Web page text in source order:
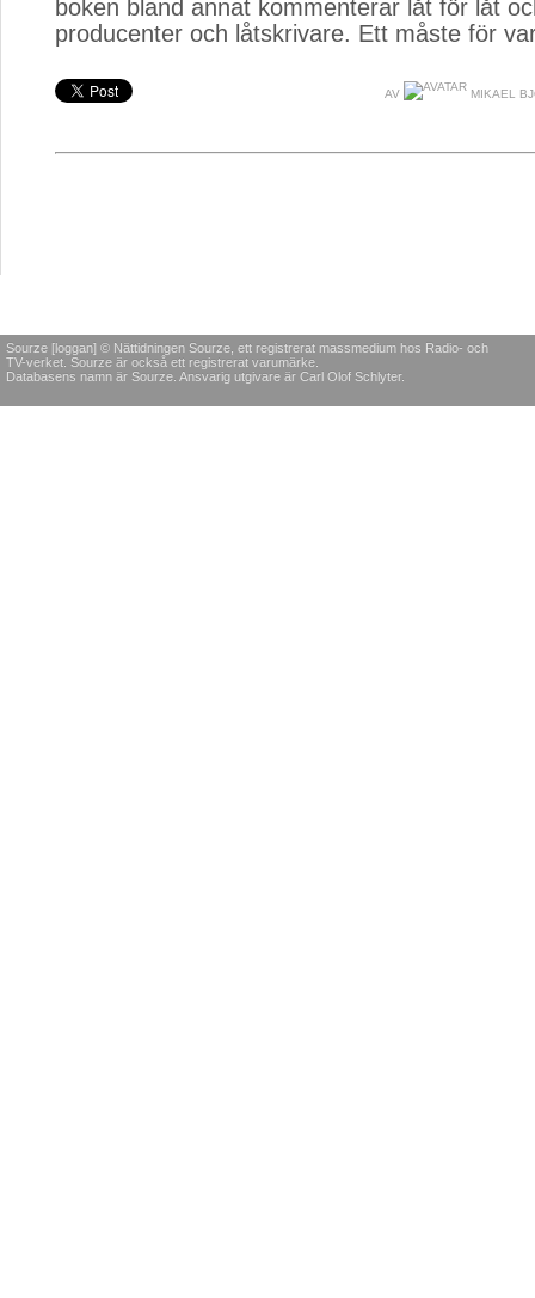
boken bland annat kommenterar låt för låt
producenter och låtskrivare. Ett måste för
AV MIKAEL
Sourze [loggan] © Nättidningen Sourze, ett registrerat massmedium hos Radio- och
TV-verket. Sourze är också ett registrerat varumärke.
Databasens namn är Sourze. Ansvarig utgivare är Carl Olof Schlyter.